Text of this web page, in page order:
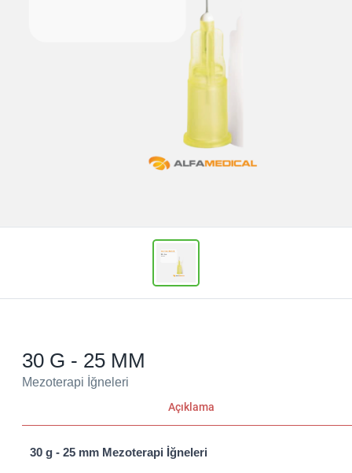
30 G - 25 MM
Mezoterapi İğneleri
Açıklama
30 g - 25 mm Mezoterapi İğneleri